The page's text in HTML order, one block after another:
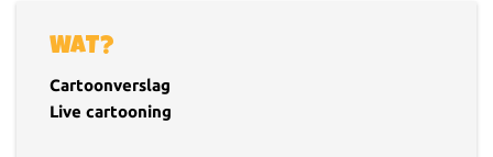
WAT?
Cartoonverslag
Live cartooning